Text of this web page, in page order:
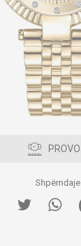
Shpërndaje